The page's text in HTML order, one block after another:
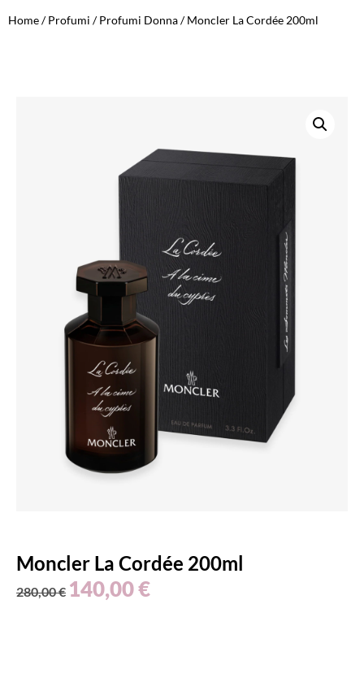
Home/Profumi /Profumi Donna/ Moncler La Cordée 200ml
Moncler La Cordée 200ml
280,00€ 140,00€